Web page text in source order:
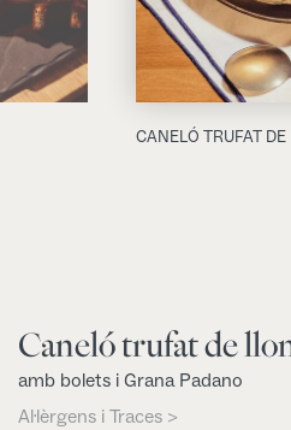
CANELÓ TRUFAT
Caneló trufat de
amb bolets i Grana Padano
Al·lèrgens i Traces >